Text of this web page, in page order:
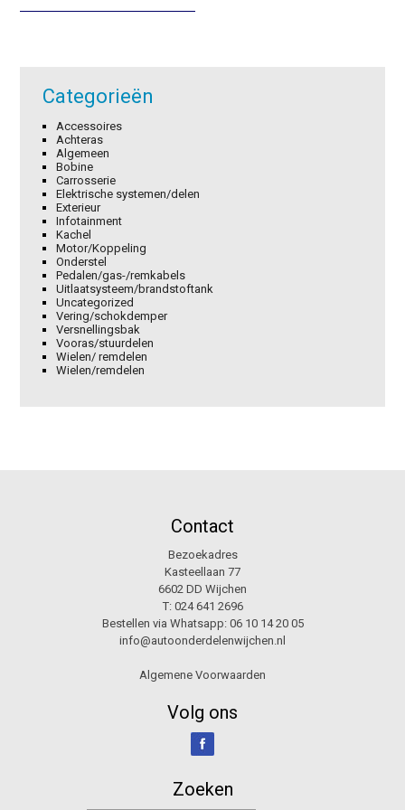
€51,60. €36,12.
Categorieën
Accessoires
Achteras
Algemeen
Bobine
Carrosserie
Elektrische systemen/delen
Exterieur
Infotainment
Kachel
Motor/Koppeling
Onderstel
Pedalen/gas-/remkabels
Uitlaatsysteem/brandstoftank
Uncategorized
Vering/schokdemper
Versnellingsbak
Vooras/stuurdelen
Wielen/ remdelen
Wielen/remdelen
Contact
Bezoekadres
Kasteellaan 77
6602 DD Wijchen
T: 024 641 2696
Bestellen via Whatsapp: 06 10 14 20 05
info@autoonderdelenwijchen.nl
Algemene Voorwaarden
Volg ons
Zoeken